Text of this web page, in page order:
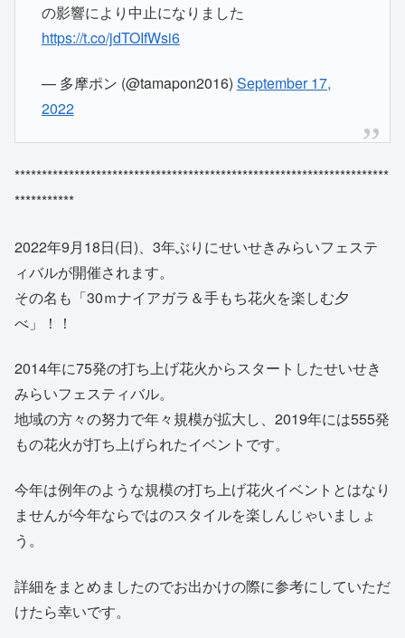
の影響により中止になりました
https://t.co/jdTOIfWsi6
— 多摩ポン (@tamapon2016) September 17,
2022
*********************************************************************
***********
2022年9月18日(日)、3年ぶりにせいせきみらいフェステ
ィバルが開催されます。
その名も「30ｍナイアガラ＆手もち花火を楽しむ夕
べ」！！
2014年に75発の打ち上げ花火からスタートしたせいせき
みらいフェスティバル。
地域の方々の努力で年々規模が拡大し、2019年には555発
もの花火が打ち上げられたイベントです。
今年は例年のような規模の打ち上げ花火イベントとはなり
ませんが今年ならではのスタイルを楽しんじゃいましょ
う。
詳細をまとめましたのでお出かけの際に参考にしていただ
けたら幸いです。